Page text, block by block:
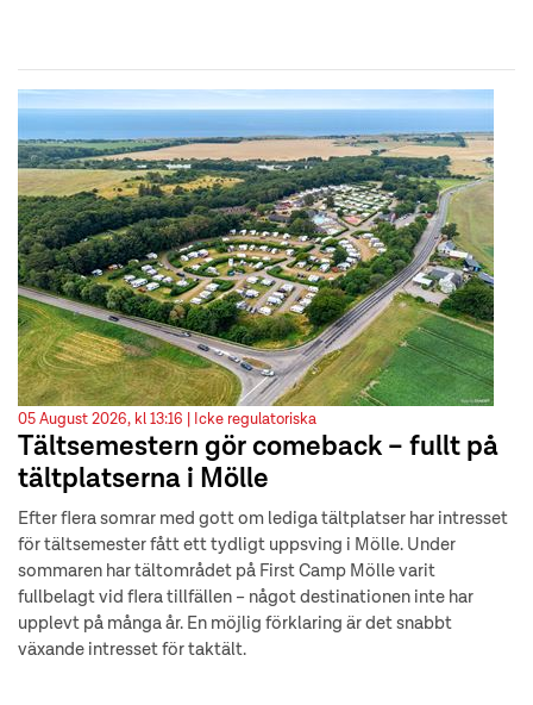
05 August 2026, kl 13:16 | Icke regulatoriska
Tältsemestern gör comeback – fullt på
tältplatserna i Mölle
Efter flera somrar med gott om lediga tältplatser har intresset
för tältsemester fått ett tydligt uppsving i Mölle. Under
sommaren har tältområdet på First Camp Mölle varit
fullbelagt vid flera tillfällen – något destinationen inte har
upplevt på många år. En möjlig förklaring är det snabbt
växande intresset för taktält.